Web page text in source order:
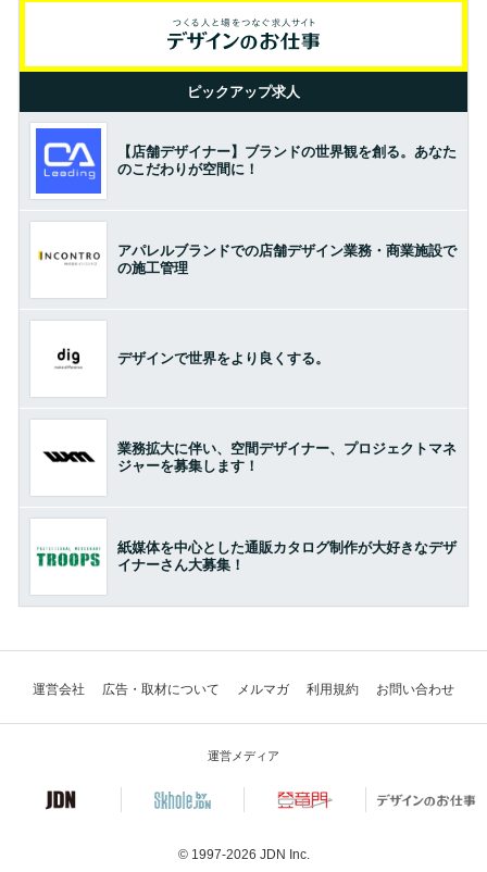
ピックアップ求人
【店舗デザイナー】ブランドの世界観を創る。あなた
のこだわりが空間に！
アパレルブランドでの店舗デザイン業務・商業施設で
の施工管理
デザインで世界をより良くする。
業務拡大に伴い、空間デザイナー、プロジェクトマネ
ジャーを募集します！
紙媒体を中心とした通販カタログ制作が大好きなデザ
イナーさん大募集！
運営会社 広告・取材について メルマガ 利用規約 お問い合わせ
運営メディア
© 1997-2026 JDN Inc.